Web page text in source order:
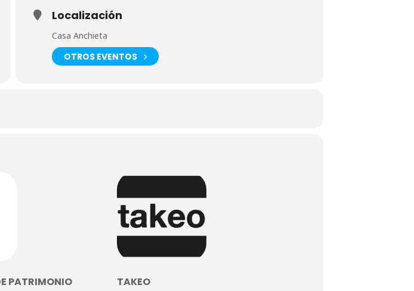
Localización
Casa Anchieta
OTROS EVENTOS
PATRIMONIO
TAKEO